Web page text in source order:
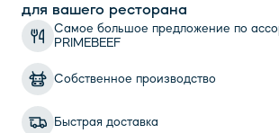
для вашего ресторана
Самое большое предложение по
PRIMEBEEF
Собственное производство
Быстрая доставка